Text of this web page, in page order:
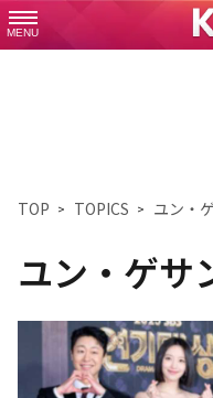
MENU
TOP TOPICS ユン・
ユン・ゲサ